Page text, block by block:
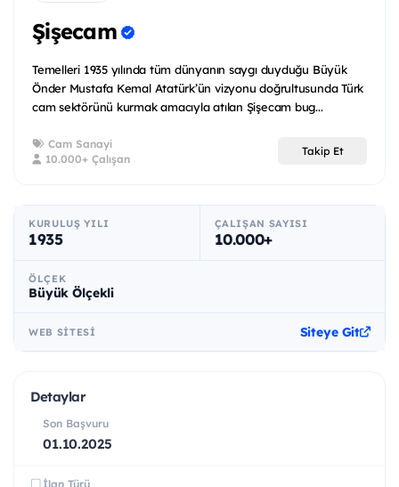
Şişecam
Temelleri 1935 yılında tüm dünyanın saygı duyduğu Büyük
Önder Mustafa Kemal Atatürk’ün vizyonu doğrultusunda Türk
cam sektörünü kurmak amacıyla atılan Şişecam bug...
Cam Sanayi
10.000+ Çalışan
Takip Et
KURULUŞ YILI
1935
ÇALIŞAN SAYISI
10.000+
ÖLÇEK
Büyük Ölçekli
WEB SITESI Siteye Git
Detaylar
Son Başvuru
01.10.2025
İlan Türü